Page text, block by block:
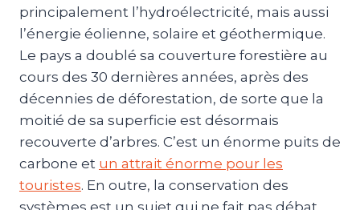
principalement l’hydroélectricité, mais aussi
l’énergie éolienne, solaire et géothermique.
Le pays a doublé sa couverture forestière au
cours des 30 dernières années, après des
décennies de déforestation, de sorte que la
moitié de sa superficie est désormais
recouverte d’arbres. C’est un énorme puits de
carbone et un attrait énorme pour les
touristes. En outre, la conservation des